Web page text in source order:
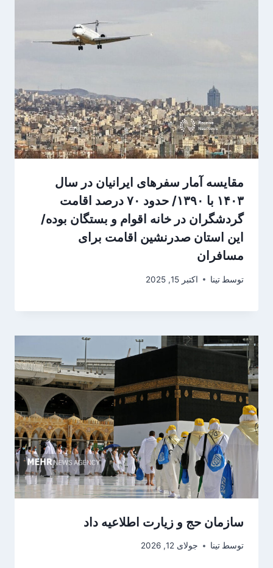
مقایسه آمار سفرهای ایرانیان در سال
۱۴۰۳ با ۱۳۹۰/ حدود ۷۰ درصد اقامت
گردشگران در خانه اقوام و بستگان بوده/
این استان صدرنشین اقامت برای
مسافران
توسط تینا اکتبر 15, 2025
سازمان حج و زیارت اطلاعیه داد
توسط تینا جولای 12, 2026